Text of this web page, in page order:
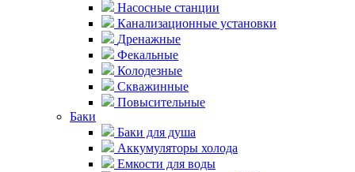
Насосные станции
Канализационные установки
Дренажные
Фекальные
Колодезные
Скважинные
Повысительные
Баки
Баки для душа
Аккумуляторы холода
Емкости для воды